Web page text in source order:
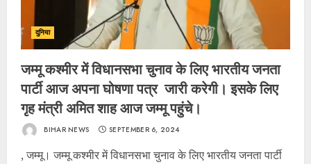
दुनिया
जम्मू कश्मीर में विधानसभा चुनाव के लिए भारतीय जनता
पार्टी आज अपना घोषणा पत्र जारी करेगी। इसके लिए
गृह मंत्री अमित शाह आज जम्मू पहुंचे।
BIHAR NEWS SEPTEMBER 6, 2024
, जम्मू। जम्मू कश्मीर में विधानसभा चुनाव के लिए भारतीय जनता पार्टी